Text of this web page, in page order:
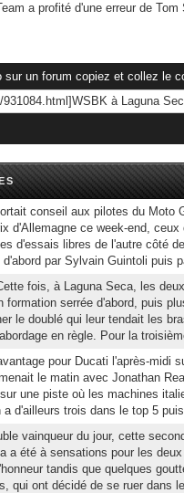
a profité d'une erreur de
sur un forum copiez et collez le
conseil aux pilotes du Moto
d'Allemagne ce week-end, ceux
d'essais libres de l'autre côté
par Sylvain Guintoli puis
fois, à Laguna Seca, les
formation serrée d'abord, puis
le doublé qui leur tendait les
en règle. Pour la
pour Ducati l'après-midi
le matin avec Jonathan
une piste où les machines
d'ailleurs trois dans le top 5
vainqueur du jour, cette
a été à sensations pour les
tandis que quelques
qui ont décidé de se ruer dans